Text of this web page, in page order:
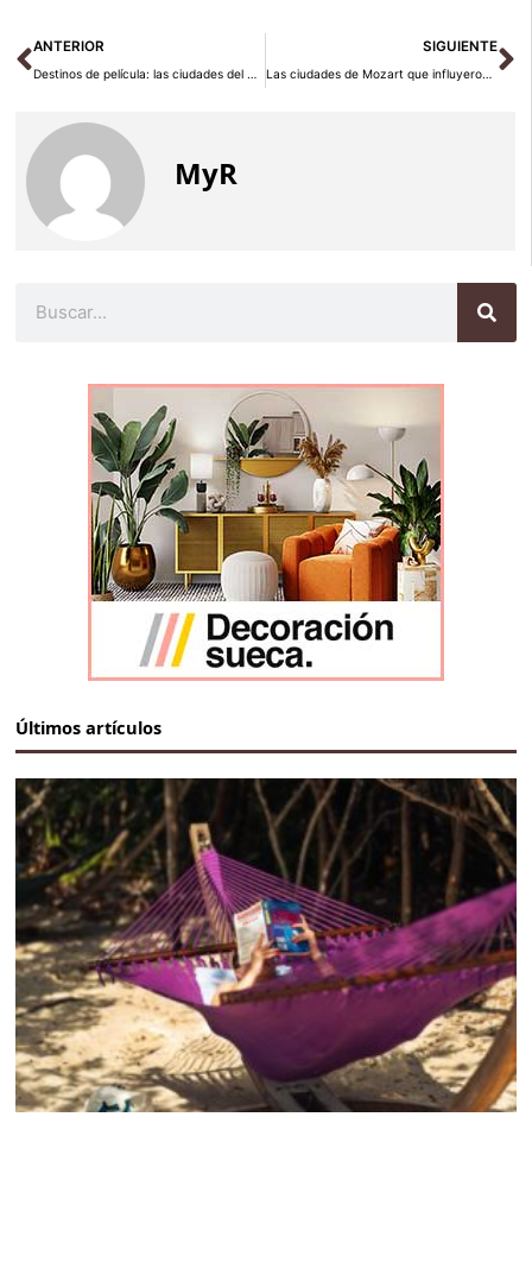
Ant
ANTERIOR
Destinos de película: las ciudades del mundo vinculadas al cine
SIGUIENTE
Las ciudades de Mozart que influyeron en su obra
MyR
Últimos artículos